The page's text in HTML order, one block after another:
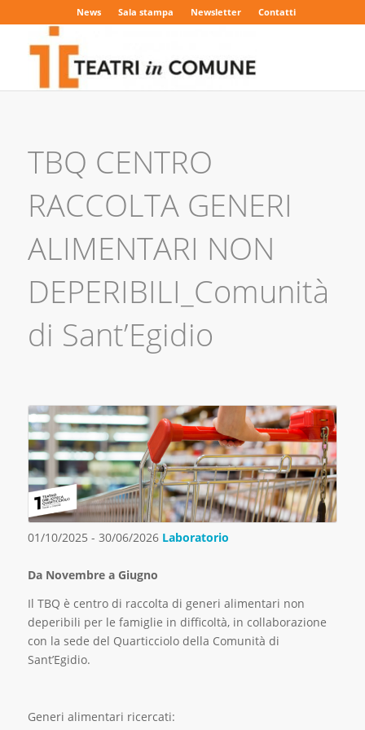
News Sala stampa Newsletter Contatti
TBQ CENTRO
RACCOLTA GENERI
ALIMENTARI NON
DEPERIBILI_Comunità
di Sant’Egidio
01/10/2025 - 30/06/2026 Laboratorio
Da Novembre a Giugno
Il TBQ è centro di raccolta di generi alimentari non
deperibili per le famiglie in difficoltà, in collaborazione
con la sede del Quarticciolo della Comunità di
Sant’Egidio.
Generi alimentari ricercati: